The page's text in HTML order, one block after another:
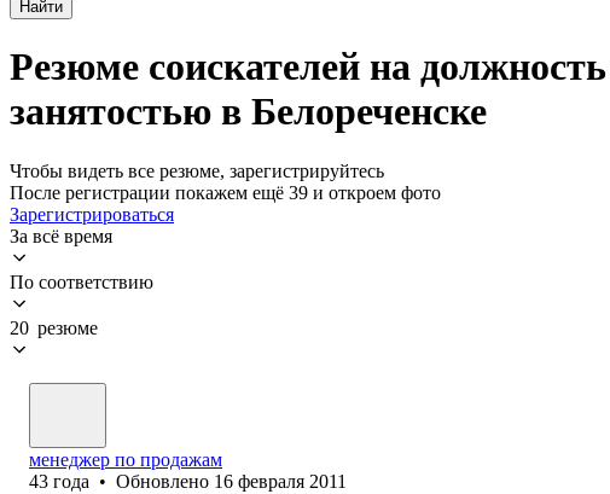
Найти
Резюме соискателей на
занятостью в Белореченске
Чтобы видеть все резюме, зарегистрируйтесь
После регистрации покажем ещё 39 и откроем фото
Зарегистрироваться
За всё время
По соответствию
20 резюме
менеджер по продажам
43 года • Обновлено 16 февраля 2011